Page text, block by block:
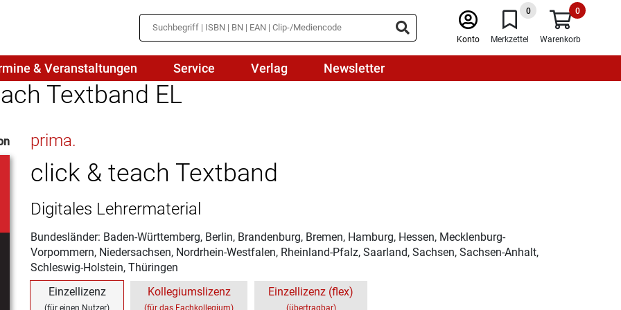
Konto
0
Merkzettel
0
Warenkorb
Medienbildung
Physik
Politik
Religion
Spanisch
& Veranstaltungen Service Verlag Newsletter
Textband EL
prima.
click & teach Textband
Digitales Lehrermaterial
Bundesländer: Baden-Württemberg, Berlin, Brandenburg, Bremen, Hamburg, Hessen, Mecklenburg-
Vorpommern, Niedersachsen, Nordrhein-Westfalen, Rheinland-Pfalz, Saarland, Sachsen, Sachsen-Anhalt,
Schleswig-Holstein, Thüringen
Einzellizenz
(für einen Nutzer)
Kollegiumslizenz
(für das Fachkollegium)
Einzellizenz (flex)
(übertragbar)